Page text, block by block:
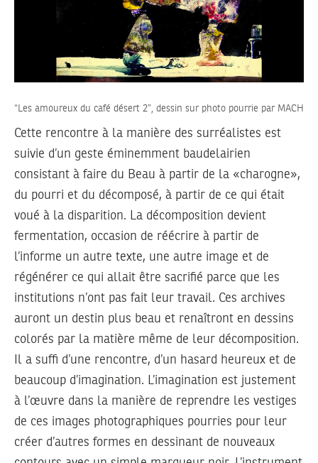
“Les amoureux du café désert 2”, dessin sur photo pourrie par MACH
Cette rencontre à la manière des surréalistes est
suivie d’un geste éminemment baudelairien
consistant à faire du Beau à partir de la «charogne»,
du pourri et du décomposé, à partir de ce qui était
voué à la disparition. La décomposition devient
fermentation, occasion de réécrire à partir de
l’informe un autre texte, une autre image et de
régénérer ce qui allait être sacrifié parce que les
institutions n’ont pas fait leur travail. Ces archives
auront un destin plus beau et renaîtront en dessins
colorés par la matière même de leur décomposition.
Il a suffi d’une rencontre, d’un hasard heureux et de
beaucoup d’imagination. L’imagination est justement
à l’œuvre dans la manière de reprendre les vestiges
de ces images photographiques pourries pour leur
créer d’autres formes en dessinant de nouveaux